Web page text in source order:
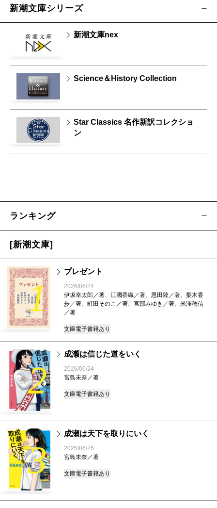
新潮文庫シリーズ
新潮文庫nex
Science＆History Collection
Star Classics 名作新訳コレクショ
ン
ランキング
[新潮文庫]
1
プレゼント
2026/06/24
伊坂幸太郎／著、江國香織／著、恩田陸／著、梨木香
歩／著、町田そのこ／著、宮部みゆき／著、米澤穂信
／著
文庫電子書籍あり
2
成瀬は信じた道をいく
2026/06/24
宮島未奈／著
文庫電子書籍あり
3
成瀬は天下を取りにいく
2025/06/25
宮島未奈／著
文庫電子書籍あり